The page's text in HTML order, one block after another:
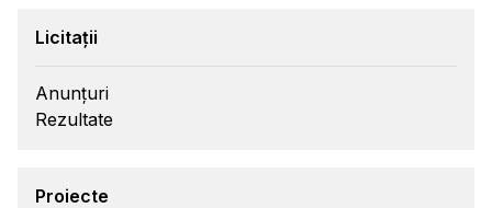
Licitații
Anunțuri
Rezultate
Proiecte